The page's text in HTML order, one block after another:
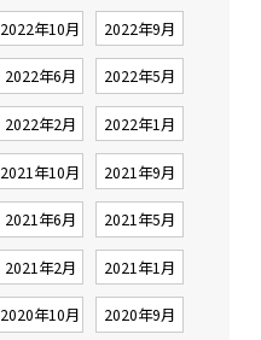
2022年10月 2022年9月
2022年6月 2022年5月
2022年2月 2022年1月
2021年10月 2021年9月
2021年6月 2021年5月
2021年2月 2021年1月
2020年10月 2020年9月